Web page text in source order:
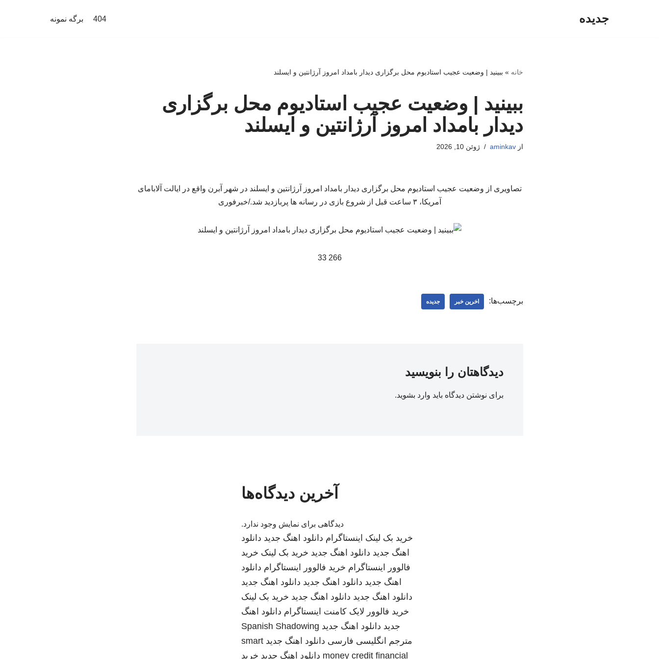
جدیده 404 برگه نمونه
خانه » ببینید | وضعیت عجیب استادیوم‌ محل برگزاری دیدار بامداد امروز آرژانتین و ایسلند
ببینید | وضعیت عجیب استادیوم‌ محل برگزاری
دیدار بامداد امروز آرژانتین و ایسلند
ازaminkav ژوئن 10, 2026
تصاویری از وضعیت عجیب استادیوم‌ محل برگزاری دیدار بامداد امروز آرژانتین و ایسلند در شهر آبرن واقع در ایالت آلابامای
آمریکا، ۳ ساعت قبل از شروع بازی در رسانه ها پربازدید شد./خبرفوری
266 33
برچسب‌ها: اخرین خبر جدیده
دیدگاهتان را بنویسید
برای نوشتن دیدگاه باید وارد بشوید.
آخرین دیدگاه‌ها
دیدگاهی برای نمایش وجود ندارد.
خرید بک لینک اینستاگرام دانلود اهنگ جدید دانلود
اهنگ جدید دانلود اهنگ جدید خرید بک لینک خرید
فالوور اینستاگرام خرید فالوور اینستاگرام دانلود
اهنگ جدید دانلود اهنگ جدید دانلود اهنگ جدید
دانلود اهنگ جدید دانلود اهنگ جدید خرید بک لینک
خرید فالوور لایک کامنت اینستاگرام دانلود اهنگ
جدید دانلود اهنگ جدید Spanish Shadowing
مترجم انگلیسی فارسی دانلود اهنگ جدید smart
money credit financial دانلود اهنگ جدید خرید